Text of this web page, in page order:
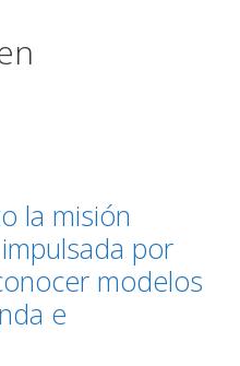
la misión
por
modelos
e